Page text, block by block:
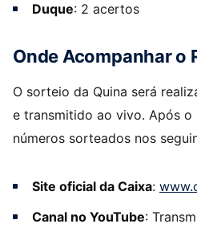
Duque: 2 acertos
Onde Acompanhar o
O sorteio da Quina será
e transmitido ao vivo. Após
números sorteados nos
Site oficial da Caixa:
Canal no YouTube: